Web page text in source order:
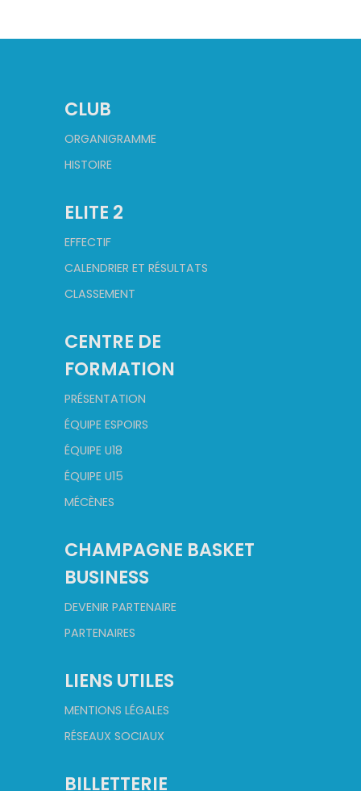
CLUB
ORGANIGRAMME
HISTOIRE
ELITE 2
EFFECTIF
CALENDRIER ET RÉSULTATS
CLASSEMENT
CENTRE DE
FORMATION
PRÉSENTATION
ÉQUIPE ESPOIRS
ÉQUIPE U18
ÉQUIPE U15
MÉCÈNES
CHAMPAGNE BASKET
BUSINESS
DEVENIR PARTENAIRE
PARTENAIRES
LIENS UTILES
MENTIONS LÉGALES
RÉSEAUX SOCIAUX
BILLETTERIE